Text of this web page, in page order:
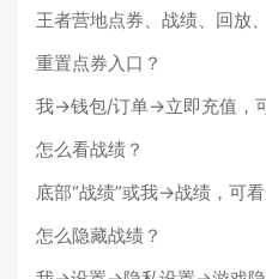
王者营地点券、战绩、回放
重置点券入口？
我→钱包/订单→立即充值，
怎么看战绩？
底部“战绩”或我→战绩，可
怎么隐藏战绩？